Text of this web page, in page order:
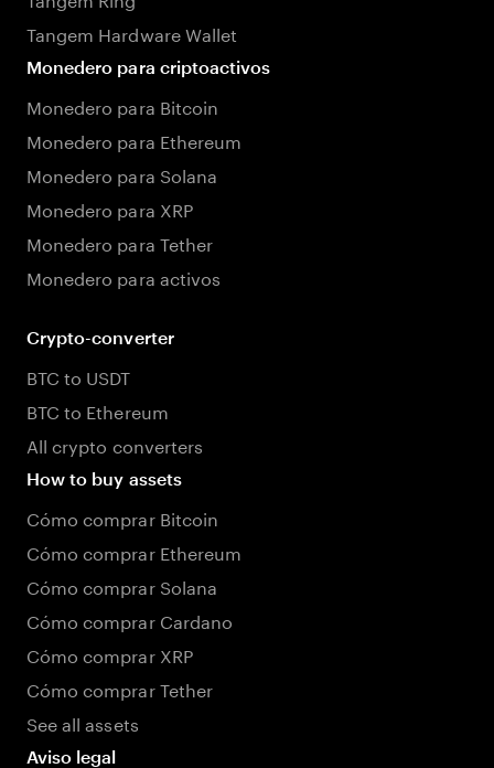
Tangem Hardware Wallet
Monedero para criptoactivos
Monedero para Bitcoin
Monedero para Ethereum
Monedero para Solana
Monedero para XRP
Monedero para Tether
Monedero para activos
Crypto-converter
BTC to USDT
BTC to Ethereum
All crypto converters
How to buy assets
Cómo comprar Bitcoin
Cómo comprar Ethereum
Cómo comprar Solana
Cómo comprar Cardano
Cómo comprar XRP
Cómo comprar Tether
See all assets
Aviso legal